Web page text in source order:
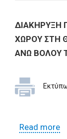
ΔΙΑΚΗΡΥΞΗ
ΧΩΡΟΥ ΣΤΗ
ΑΝΩ ΒΟΛΟΥ
Read more